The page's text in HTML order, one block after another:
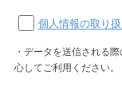
個人情報の取り
・データを送信される
心してご利用ください。